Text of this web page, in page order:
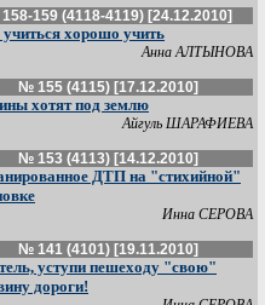
159 (4118-4119) [24.12.2010]
хорошо учить
Анна АЛТЫНОВА
№ 155 (4115) [17.12.2010]
хотят под землю
Айгуль ШАРАФИЕВА
№ 153 (4113) [14.12.2010]
ДТП на "стихийной"
Инна СЕРОВА
№ 141 (4101) [19.11.2010]
уступи пешеходу "свою"
дороги!